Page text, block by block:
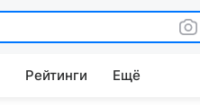
Рейтинги Ещё